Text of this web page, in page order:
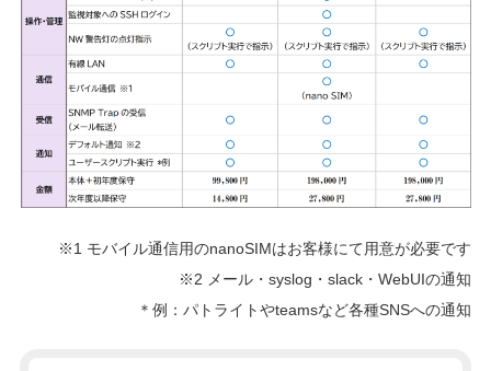
※1 モバイル通信用のnanoSIMはお客様にて用意が必要です
※2 メール・syslog・slack・WebUIの通知
＊例：パトライトやteamsなど各種SNSへの通知